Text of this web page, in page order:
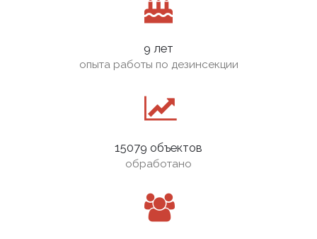
9 лет
опыта работы по дезинсекции
15079 объектов
обработано